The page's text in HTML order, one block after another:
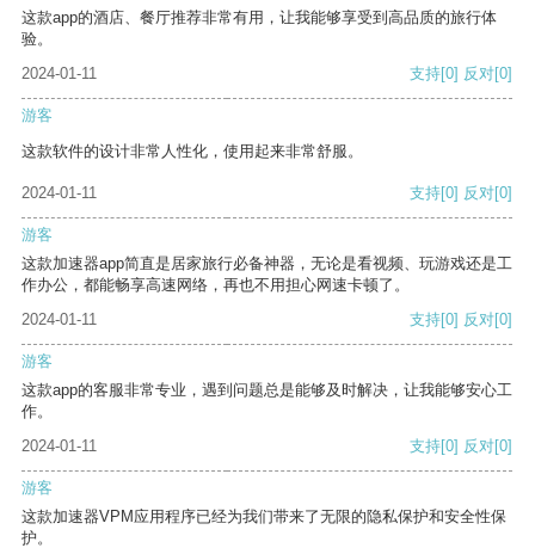
这款app的酒店、餐厅推荐非常有用，让我能够享受到高品质的旅行体
验。
2024-01-11
支持[0] 反对[0]
游客
这款软件的设计非常人性化，使用起来非常舒服。
2024-01-11 支持[0] 反对[0]
游客
这款加速器app简直是居家旅行必备神器，无论是看视频、玩游戏还是工
作办公，都能畅享高速网络，再也不用担心网速卡顿了。
2024-01-11
支持[0] 反对[0]
游客
这款app的客服非常专业，遇到问题总是能够及时解决，让我能够安心工
作。
2024-01-11
支持[0] 反对[0]
游客
这款加速器VPM应用程序已经为我们带来了无限的隐私保护和安全性保
护。